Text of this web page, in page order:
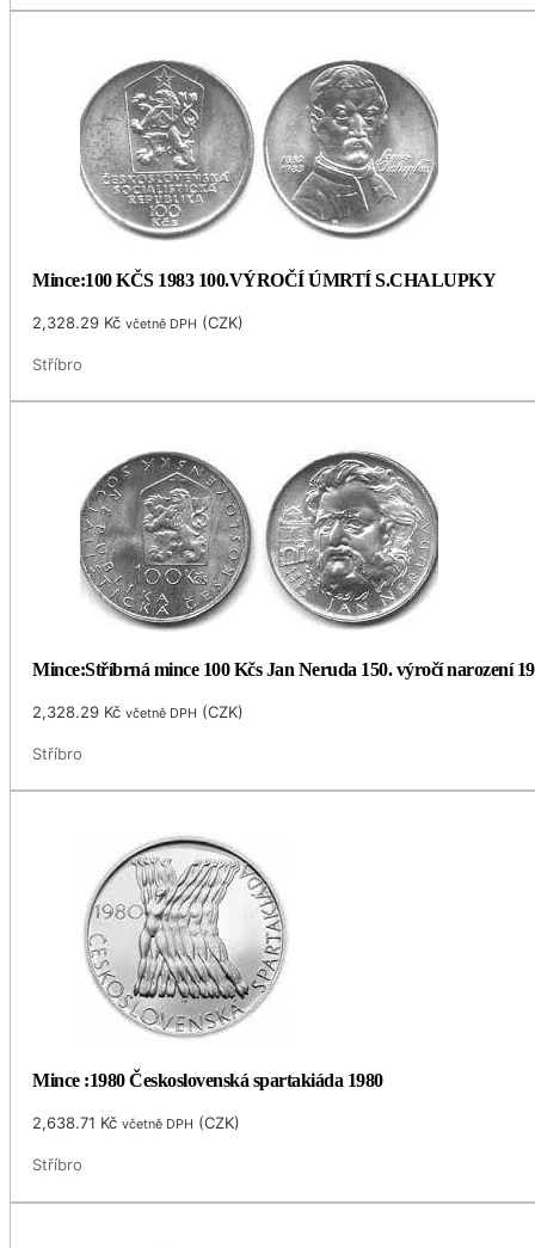
Mince:100 KČS 1983 100.VÝROČÍ ÚMRTÍ S.CHALUPKY
2,328.29 Kč včetně DPH (CZK)
Stříbro
Mince:Stříbrná mince 100 Kčs Jan Neruda 150. výročí narození
2,328.29 Kč včetně DPH (CZK)
Stříbro
Mince :1980 Československá spartakiáda 1980
2,638.71 Kč včetně DPH (CZK)
Stříbro